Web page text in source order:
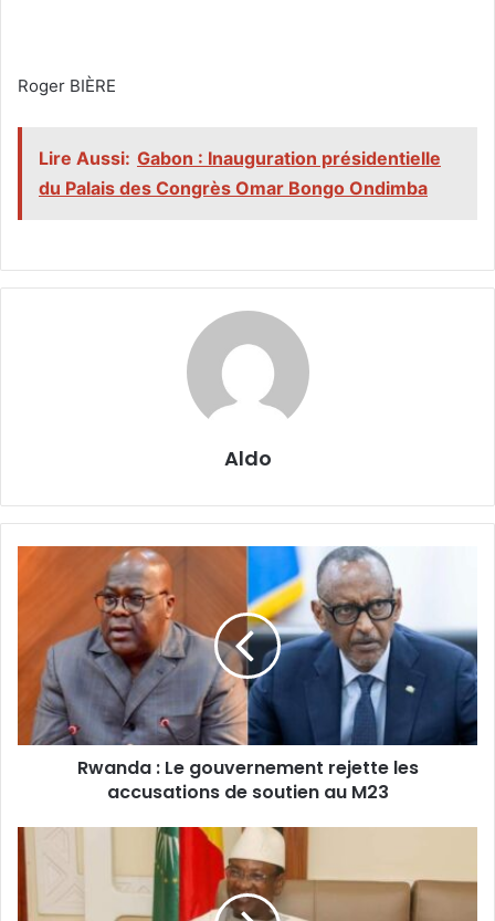
‎Roger BIÈRE
Lire Aussi: Gabon : Inauguration présidentielle
du Palais des Congrès Omar Bongo Ondimba
Aldo
gouvernement
rejette
accusations
de
soutien
Rwanda : Le gouvernement rejette les
accusations de soutien au M23